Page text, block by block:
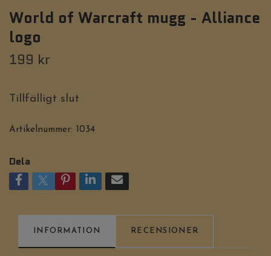
World of Warcraft mugg - Alliance
logo
199 kr
Tillfälligt slut
Artikelnummer: 1034
Dela
INFORMATION RECENSIONER